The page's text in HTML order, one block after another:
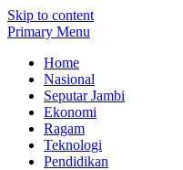
Skip to content
Primary Menu
Home
Nasional
Seputar Jambi
Ekonomi
Ragam
Teknologi
Pendidikan